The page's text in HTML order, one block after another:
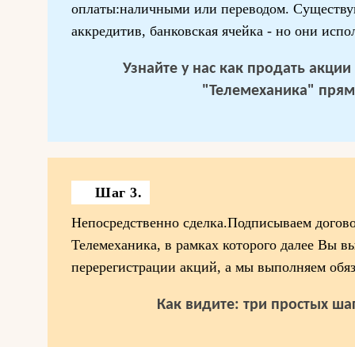
оплаты:наличными или переводом.
аккредитив, банковская ячейка - но они
Узнайте у нас как продать
"Телемеханика"
Шаг 3.
Непосредственно сделка.Подписываем
Телемеханика, в рамках которого далее Вы
перерегистрации акций, а мы выполняем
Как видите: три простых